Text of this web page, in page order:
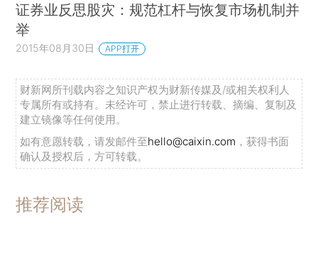
证券业反思股灾：规范杠杆与恢复市场机制并
举
2015年08月30日 APP打开
财新网所刊载内容之知识产权为财新传媒及/或相关权利人
专属所有或持有。未经许可，禁止进行转载、摘编、复制及
建立镜像等任何使用。
如有意愿转载，请发邮件至hello@caixin.com ，获得书面
确认及授权后，方可转载。
推荐阅读